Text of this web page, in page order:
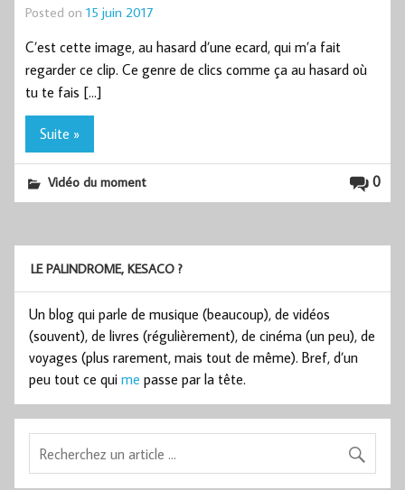
Posted on 15 juin 2017
C’est cette image, au hasard d’une ecard, qui m’a fait
regarder ce clip. Ce genre de clics comme ça au hasard où
tu te fais […]
Suite »
0
Vidéo du moment
LE PALINDROME, KESACO ?
Un blog qui parle de musique (beaucoup), de vidéos
(souvent), de livres (régulièrement), de cinéma (un peu), de
voyages (plus rarement, mais tout de même). Bref, d’un
peu tout ce qui me passe par la tête.